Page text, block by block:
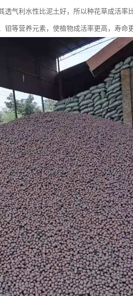
气利水性比泥土好，所以种花草成活率
等营养元素，使植物成活率更高，寿命更